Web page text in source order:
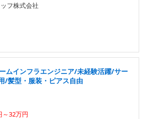
フ株式会社
ムインフラエンジニア/未経験活躍/サー
/髪型・服装・ピアス自由
～32万円